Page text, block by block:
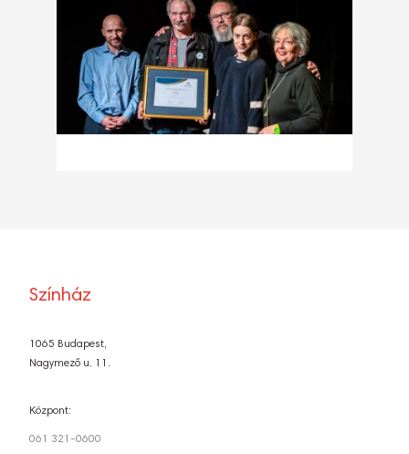
Színház
1065 Budapest,
Nagymező u. 11.
Központ:
061 321-0600